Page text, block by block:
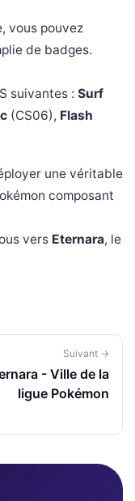
vous pouvez
de badges.
suivantes : Surf
(CS06), Flash
une véritable
composant
vers Eternara, le
Suivant →
- Ville de la
ligue Pokémon